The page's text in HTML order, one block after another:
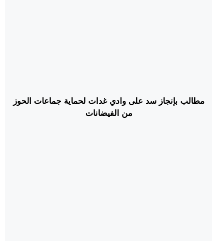
مطالب بإنجاز سد على وادي غدات لحماية جماعات الحوز
من الفيضانات